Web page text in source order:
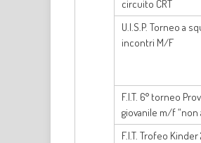
circuito CRT
U.I.S.P. Torneo a
incontri M/F
F.I.T. 6° torneo
giovanile m/f “non
F.I.T. Trofeo Kinder